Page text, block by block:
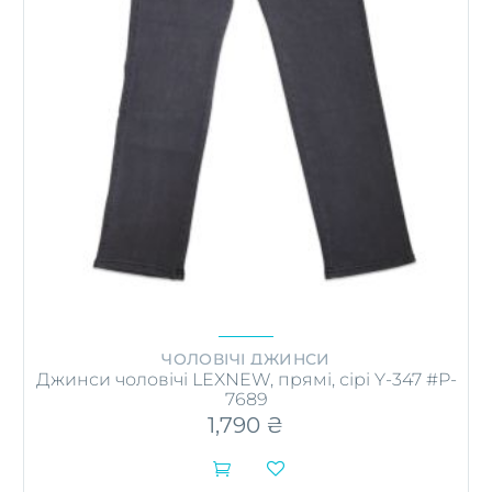
ЧОЛОВІЧІ ДЖИНСИ
Джинси чоловічі LEXNEW, прямі, сірі Y-347 #P-
7689
1,790 ₴
 